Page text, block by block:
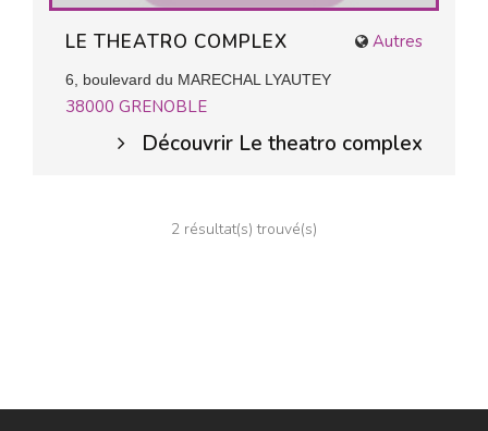
Autres
LE THEATRO COMPLEX
6, boulevard du MARECHAL LYAUTEY
38000 GRENOBLE
Découvrir Le theatro complex
2 résultat(s) trouvé(s)